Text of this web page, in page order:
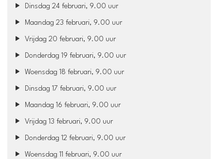
Dinsdag 24 februari, 9.00 uur
Maandag 23 februari, 9.00 uur
Vrijdag 20 februari, 9.00 uur
Donderdag 19 februari, 9.00 uur
Woensdag 18 februari, 9.00 uur
Dinsdag 17 februari, 9.00 uur
Maandag 16 februari, 9.00 uur
Vrijdag 13 februari, 9.00 uur
Donderdag 12 februari, 9.00 uur
Woensdag 11 februari, 9.00 uur